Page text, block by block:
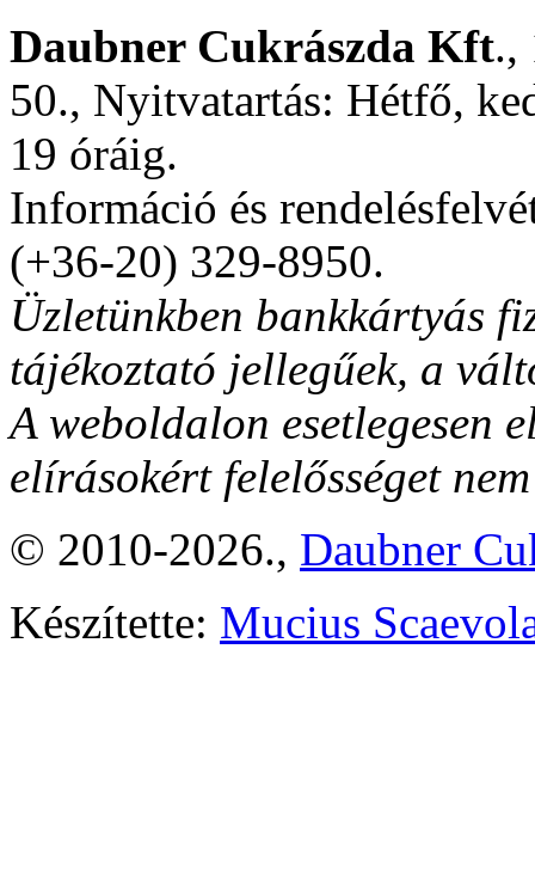
Daubner Cukrászda Kft.,
50., Nyitvatartás: Hétfő,
19 óráig.
Információ és
(+36-20) 329-8950.
Üzletünkben bankkártyás
tájékoztató jellegűek, a
A weboldalon esetlegesen
elírásokért felelősséget
© 2010-2026., Daubner
Készítette: Mucius